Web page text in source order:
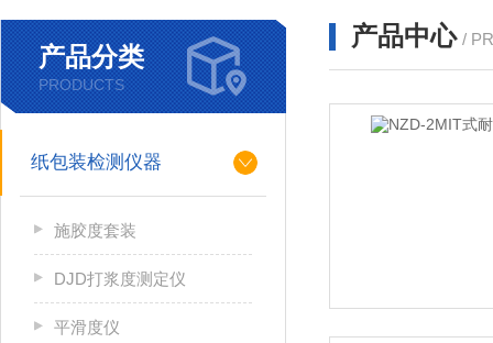
产品分类
PRODUCTS
纸包装检测仪器
施胶度套装
DJD打浆度测定仪
平滑度仪
产品中心 /